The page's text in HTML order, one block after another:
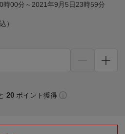
時00分～2021年9月5日23時59分
）
20 ポイント獲得